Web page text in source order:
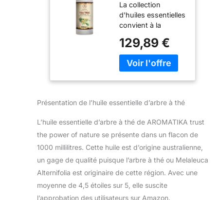
1000 ml -
Melaleuca
Alternifolia -
pour Diffuseur
et Lampe
Aroma - le
Savon et les
Bougies -
Parfums
Arôme frais -
La collection
d'huiles essentielles
convient à la
une atmosphère
d’aromathérapie
agréable à la
ou une lampe
l’huile essentielle de
D’arbre À Thé
pendant le
nettoyage en la
mélangeant à votre
produit nettoyant
pour un parfum
129,89 €
Présentation de l’huile essentielle d’arbre à thé
L’huile essentielle d’arbre à thé de AROMATIKA trust
the power of nature se présente dans un flacon de
1000 millilitres. Cette huile est d’origine australienne,
un gage de qualité puisque l’arbre à thé ou Melaleuca
Alternifolia est originaire de cette région. Avec une
moyenne de 4,5 étoiles sur 5, elle suscite
l’approbation des utilisateurs sur Amazon.